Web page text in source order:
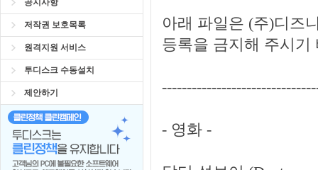
공지사항
저작권 보호목록
원격지원 서비스
투디스크 수동설치
제안하기
아래 파일은 (주)디즈
등록을 금지해 주시기
- 영화 -